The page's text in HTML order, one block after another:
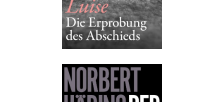
Buch: 27,00 €